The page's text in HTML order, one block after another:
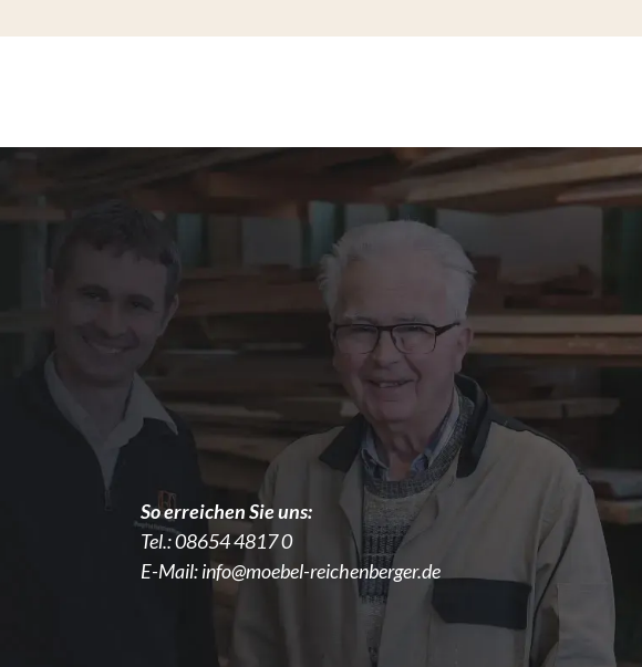
So erreichen Sie uns:
Tel.:08654 4817 0
E-Mail:info@moebel-reichenberger.de